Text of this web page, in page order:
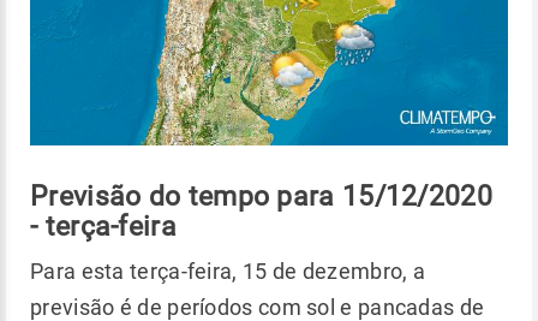
Previsão do tempo para 15/12/2020
- terça-feira
Para esta terça-feira, 15 de dezembro, a
previsão é de períodos com sol e pancadas de